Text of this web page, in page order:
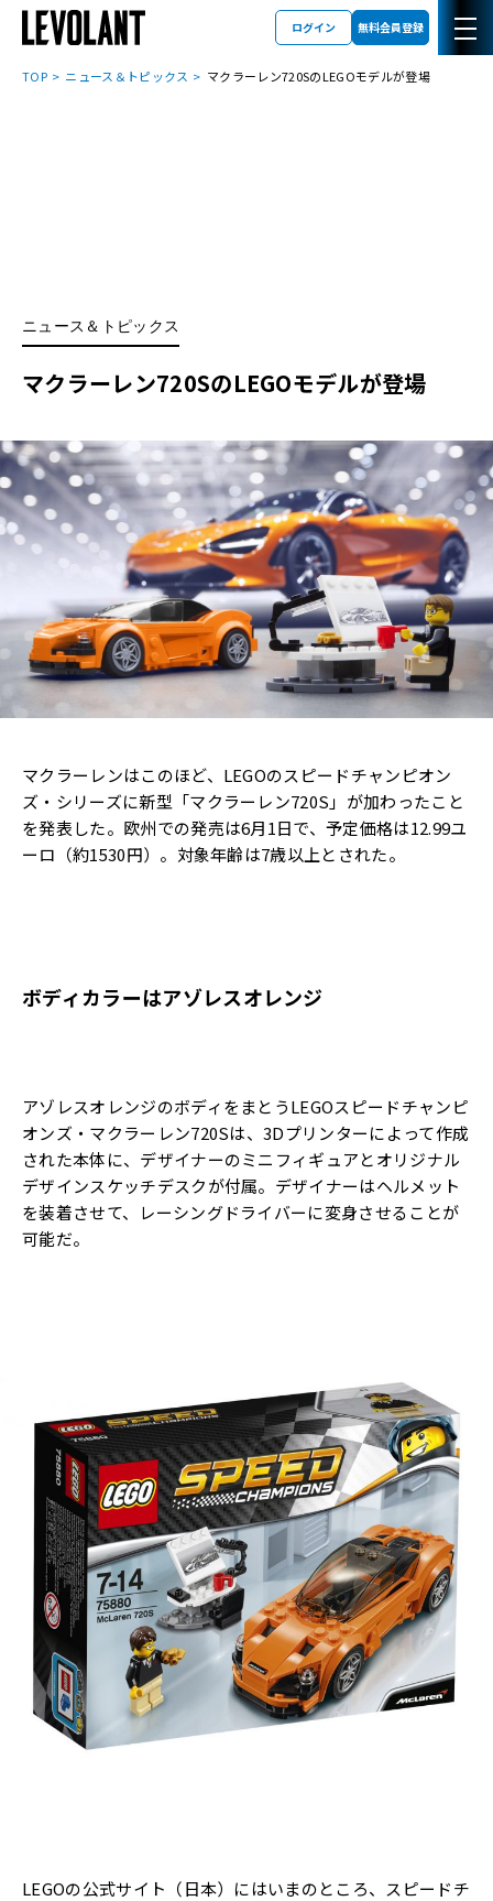
ログイン 無料会員登録
TOP ニュース＆トピックス マクラーレン720SのLEGOモデルが登場
ニュース＆トピックス
マクラーレン720SのLEGOモデルが登場
マクラーレンはこのほど、LEGOのスピードチャンピオン
ズ・シリーズに新型「マクラーレン720S」が加わったこと
を発表した。欧州での発売は6月1日で、予定価格は12.99ユ
ーロ（約1530円）。対象年齢は7歳以上とされた。
ボディカラーはアゾレスオレンジ
アゾレスオレンジのボディをまとうLEGOスピードチャンピ
オンズ・マクラーレン720Sは、3Dプリンターによって作成
された本体に、デザイナーのミニフィギュアとオリジナル
デザインスケッチデスクが付属。デザイナーはヘルメット
を装着させて、レーシングドライバーに変身させることが
可能だ。
LEGOの公式サイト（日本）にはいまのところ、スピードチ